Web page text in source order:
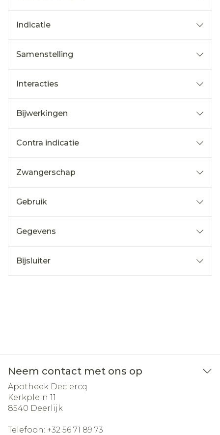
Indicatie
Samenstelling
Interacties
Bijwerkingen
Contra indicatie
Zwangerschap
Gebruik
Gegevens
Bijsluiter
Neem contact met ons op
Apotheek Declercq
Kerkplein 11
8540 Deerlijk
Telefoon: +32 56 71 89 73